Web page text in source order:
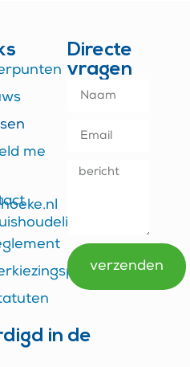
me
Directe
vragen
verzenden
in de